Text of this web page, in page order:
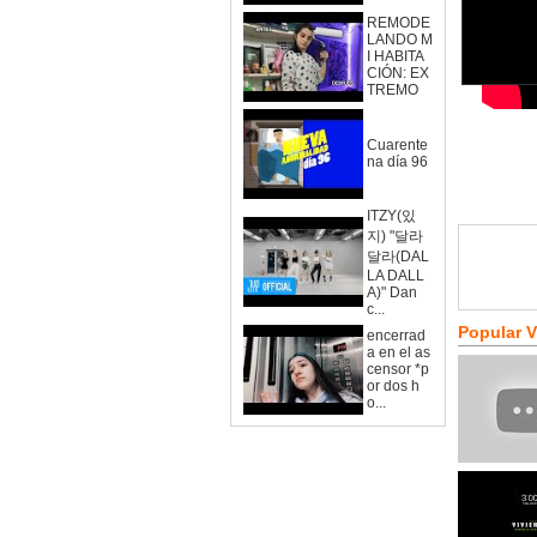
REMODE
LANDO M
I HABITA
CIÓN: EX
TREMO
Cuarente
na día 96
ITZY(있
지) "달라
달라(DAL
LA DALL
A)" Dan
c...
encerrad
a en el as
censor *p
or dos h
o...
Popular